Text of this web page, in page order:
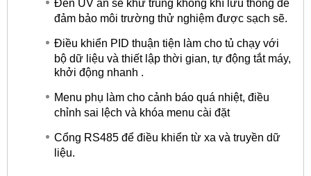
Đèn UV ẩn sẽ khử trùng không khí lưu thông để
đảm bảo môi trường thử nghiệm được sạch sẽ.
Điều khiển PID thuận tiện làm cho tủ chạy với
bộ dữ liệu và thiết lập thời gian, tự động tắt máy,
khởi động nhanh .
Menu phụ làm cho cảnh báo quá nhiệt, điều
chỉnh sai lệch và khóa menu cài đặt
Cổng RS485 để điều khiển từ xa và truyền dữ
liệu.